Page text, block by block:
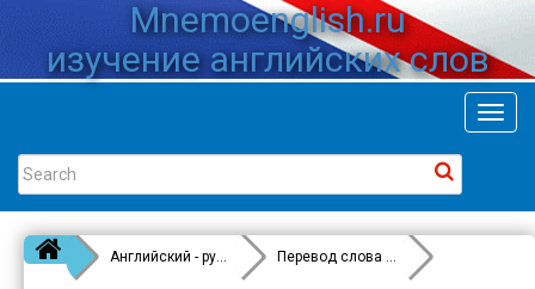
Mnemoenglish.ru
изучение английских слов
Английский - русский Перевод слова
Tying